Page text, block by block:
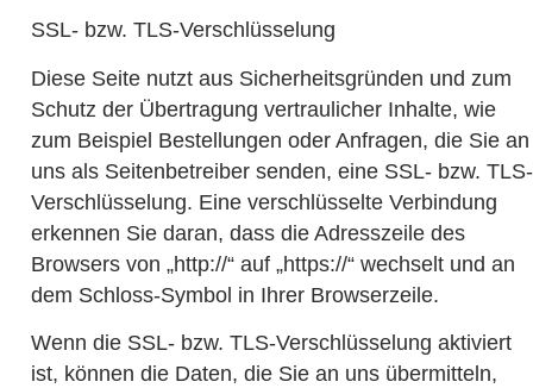
SSL- bzw. TLS-Verschlüsselung
Diese Seite nutzt aus Sicherheitsgründen und zum
Schutz der Übertragung vertraulicher Inhalte, wie
zum Beispiel Bestellungen oder Anfragen, die Sie an
uns als Seitenbetreiber senden, eine SSL- bzw. TLS-
Verschlüsselung. Eine verschlüsselte Verbindung
erkennen Sie daran, dass die Adresszeile des
Browsers von „http://“ auf „https://“ wechselt und an
dem Schloss-Symbol in Ihrer Browserzeile.
Wenn die SSL- bzw. TLS-Verschlüsselung aktiviert
ist, können die Daten, die Sie an uns übermitteln,